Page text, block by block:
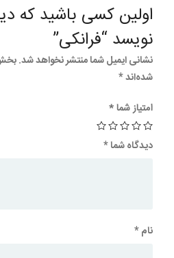
اولین کسی باشید که
نویسد “فرانکی”
نشانی ایمیل شما منتشر نخواهد شد.
شده‌اند*
امتیاز شما*
دیدگاه شما*
نام*